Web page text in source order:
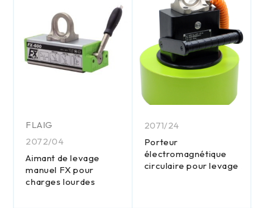
FLAIG
2072/04
Aimant de levage
manuel FX pour
charges lourdes
2071/24
Porteur
électromagnétique
circulaire pour levage